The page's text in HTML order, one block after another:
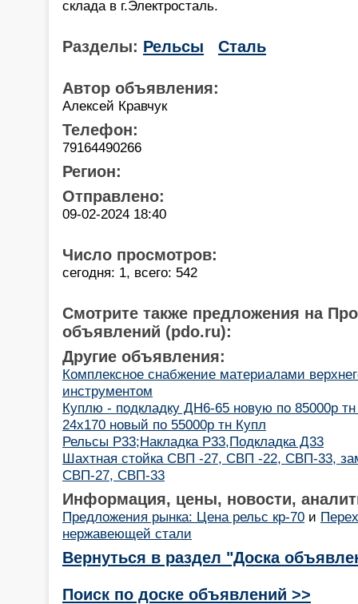
склада в г.Электросталь.
Разделы: Рельсы Сталь
Автор объявления:
Алексей Кравчук
Телефон:
79164490266
Регион:
Отправлено:
09-02-2024 18:40
Число просмотров:
сегодня: 1, всего: 542
Смотрите также предложения на
объявлений (pdo.ru):
Другие объявления:
Комплексное снабжение материалами
инструментом
Куплю - подкладку ДН6-65 новую по 85000р
24х170 новый по 55000р тн Купл
Рельсы Р33;Накладка Р33,Подкладка Д33
Шахтная стойка СВП -27, СВП -22, СВП-33,
СВП-27, СВП-33
Информация, цены, новости,
Предложения рынка: Цена рельс кр-70 и
нержавеющей стали
Вернуться в раздел "Доска
Поиск по доске объявлений >>